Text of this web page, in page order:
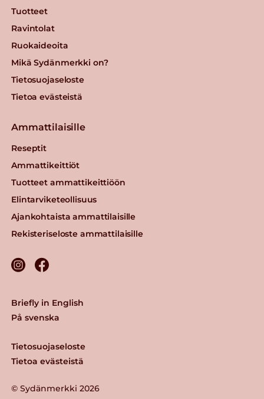
Tuotteet
Ravintolat
Ruokaideoita
Mikä Sydänmerkki on?
Tietosuojaseloste
Tietoa evästeistä
Ammattilaisille
Reseptit
Ammattikeittiöt
Tuotteet ammattikeittiöön
Elintarviketeollisuus
Ajankohtaista ammattilaisille
Rekisteriseloste ammattilaisille
© Sydänmerkki 2026
Tietosuojaseloste
Tietoa evästeistä
Briefly in English
På svenska